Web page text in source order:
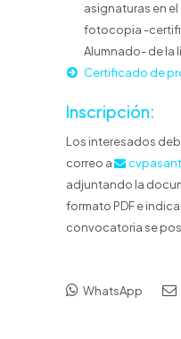
asignaturas en
fotocopia -
Alumnado- de la
Certificado de
Inscripción:
Los interesados
correo a
adjuntando la
formato PDF e
convocatoria se
WhatsApp